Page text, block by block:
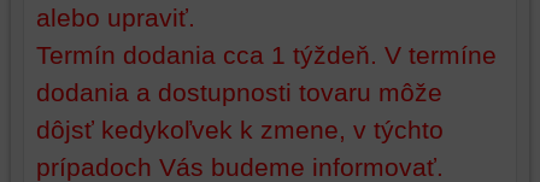
alebo upraviť.
Termín dodania cca 1 týždeň. V termíne
dodania a dostupnosti tovaru môže
dôjsť kedykoľvek k zmene, v týchto
prípadoch Vás budeme informovať.
tretích
strán,
widgety
atď.